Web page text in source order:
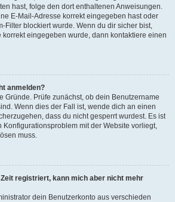
hast, folge den dort enthaltenen Anweisungen.
E-Mail-Adresse korrekt eingegeben hast oder
Filter blockiert wurde. Wenn du dir sicher bist,
eingegeben wurde, dann kontaktiere einen
anmelden?
Gründe. Prüfe zunächst, ob dein Benutzername
Wenn dies der Fall ist, wende dich an einen
dass du nicht gesperrt wurdest. Es ist
mit der Website vorliegt,
muss.
registriert, kann mich aber nicht mehr
dein Benutzerkonto aus verschieden